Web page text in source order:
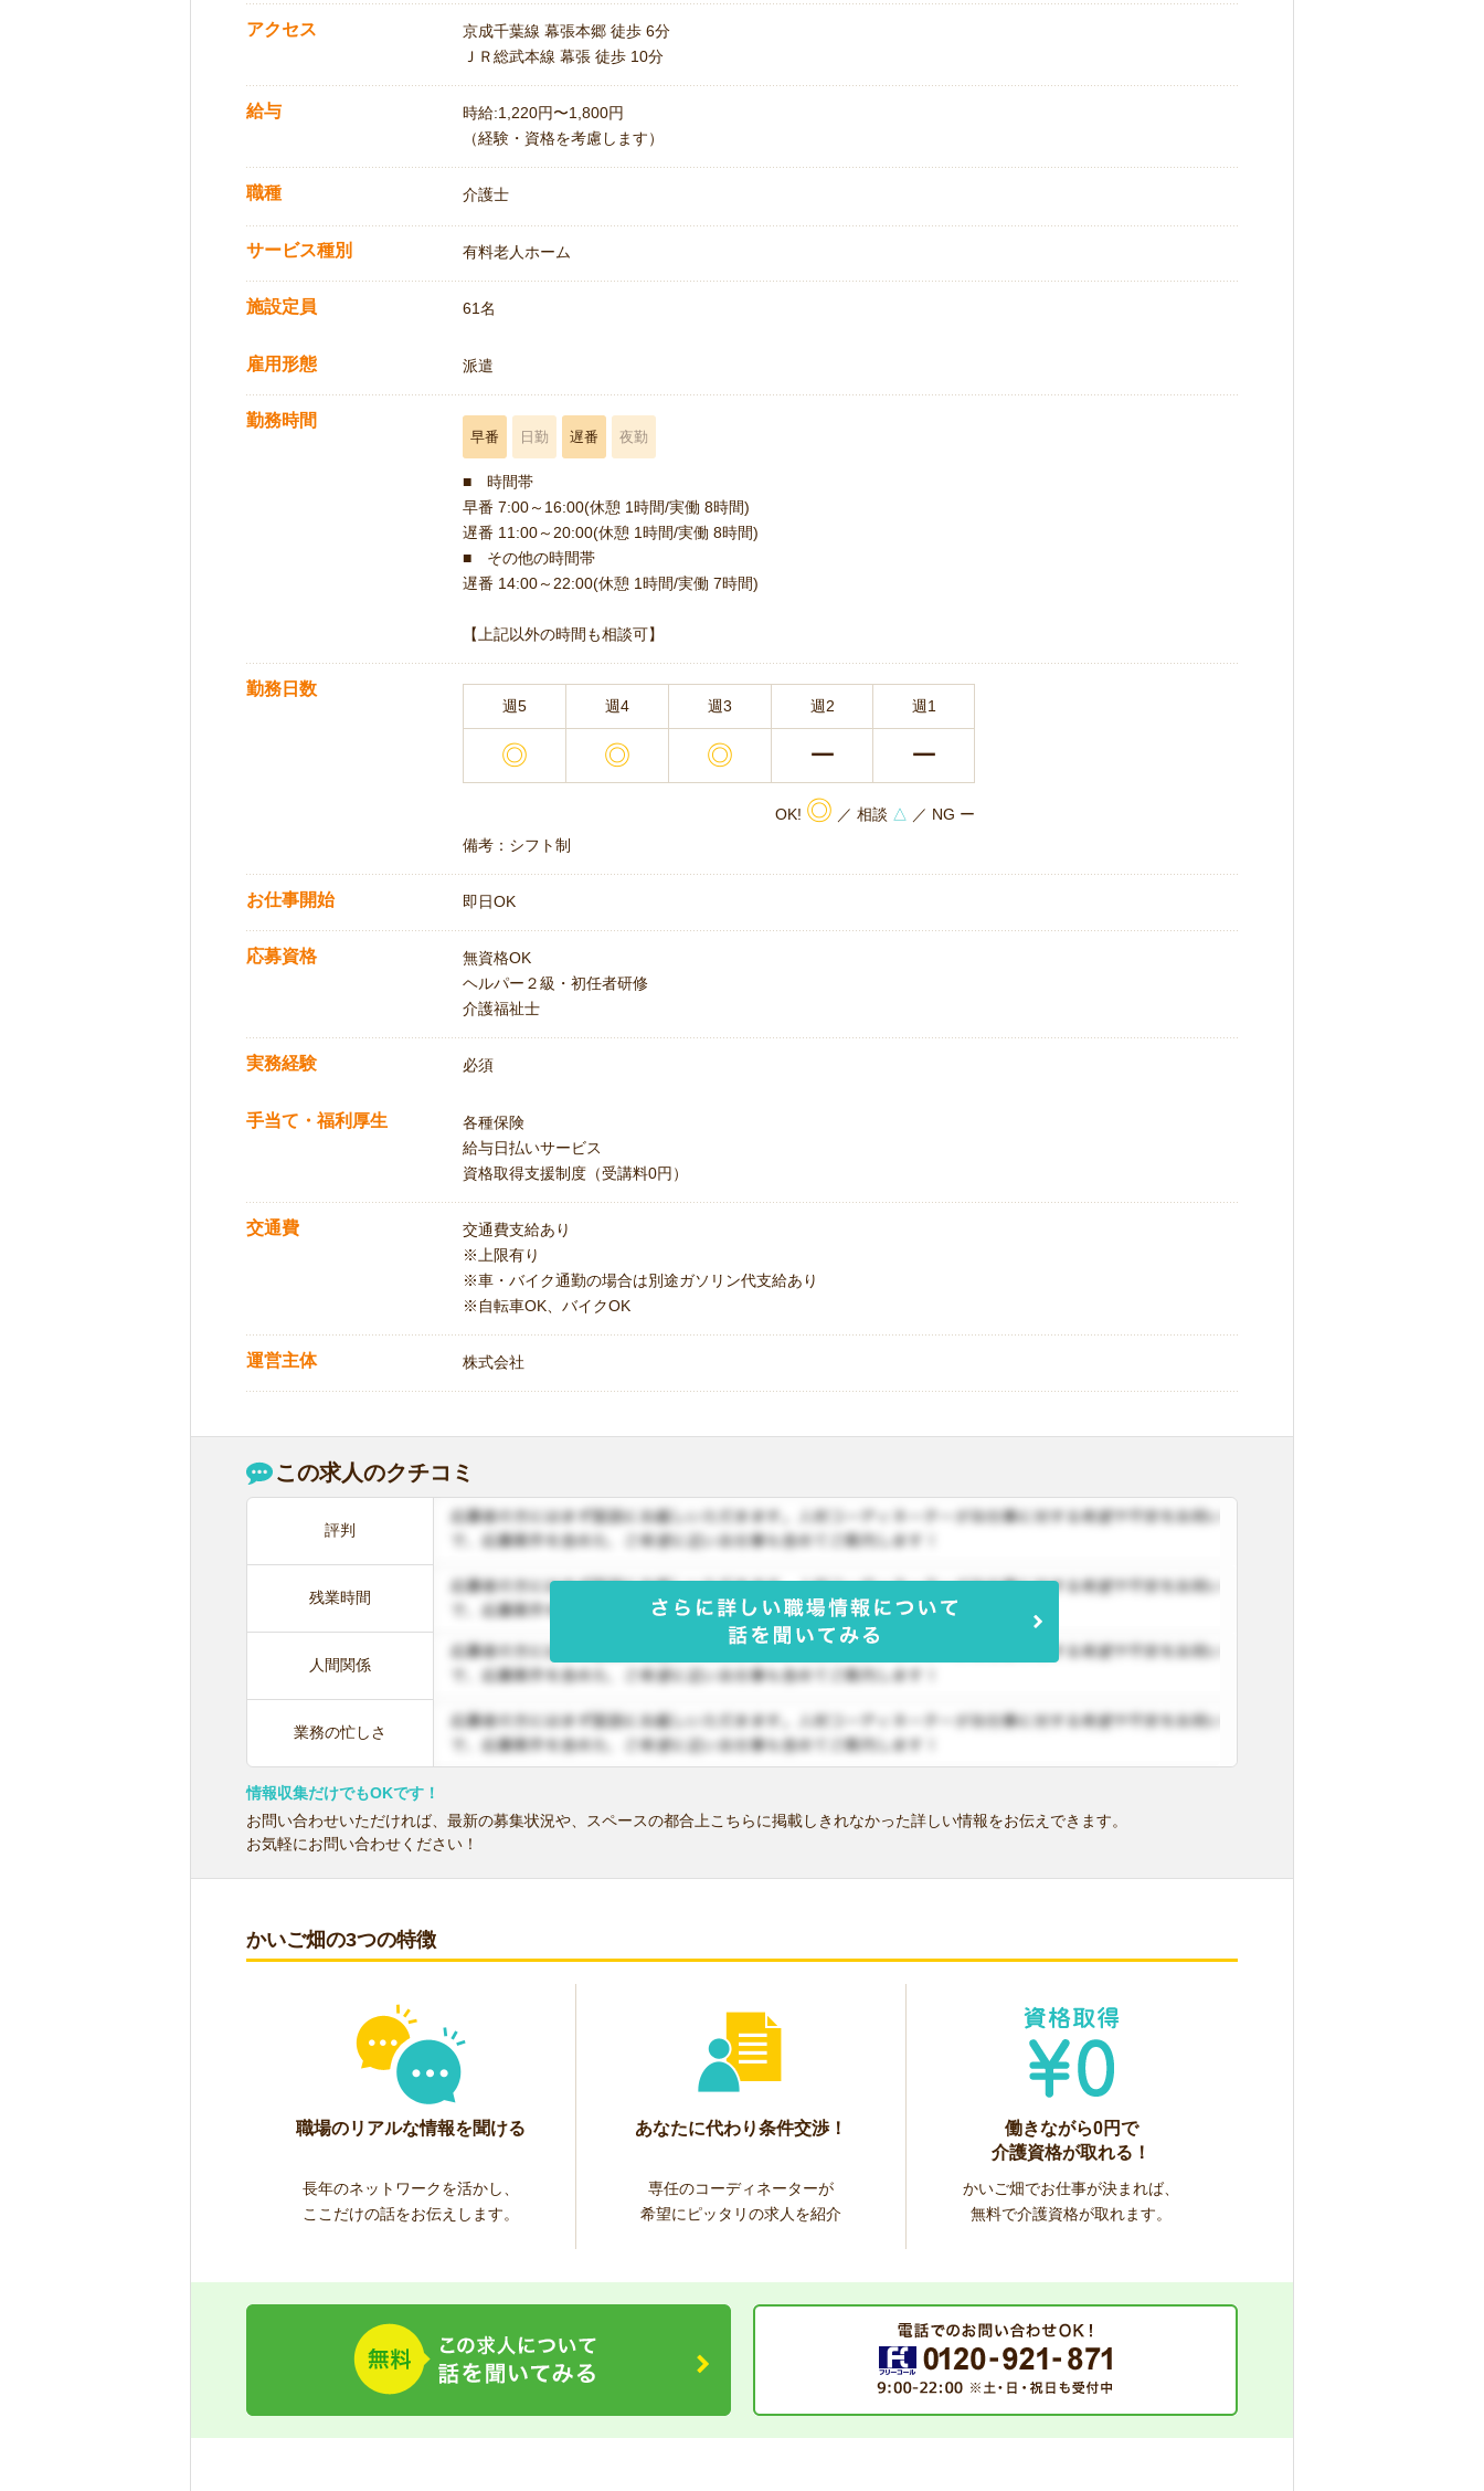
アクセス
京成千葉線 幕張本郷 徒歩 6分
ＪＲ総武本線 幕張 徒歩 10分
給与
時給:1,220円〜1,800円
（経験・資格を考慮します）
職種 介護士
サービス種別 有料老人ホーム
施設定員 61名
雇用形態 派遣
勤務時間
早番 日勤 遅番 夜勤
■ 時間帯
早番 7:00～16:00(休憩 1時間/実働 8時間)
遅番 11:00～20:00(休憩 1時間/実働 8時間)
■ その他の時間帯
遅番 14:00～22:00(休憩 1時間/実働 7時間)
【上記以外の時間も相談可】
勤務日数
週5 週4 週3 週2 週1
◎ ◎ ◎ ー ー
OK! ◎ ／ 相談 △ ／ NG ー
備考：シフト制
お仕事開始 即日OK
応募資格
無資格OK
ヘルパー２級・初任者研修
介護福祉士
実務経験 必須
手当て・福利厚生
各種保険
給与日払いサービス
資格取得支援制度（受講料0円）
交通費
交通費支給あり
※上限有り
※車・バイク通勤の場合は別途ガソリン代支給あり
※自転車OK、バイクOK
運営主体 株式会社
この求人のクチコミ
評判
残業時間
人間関係
業務の忙しさ
情報収集だけでもOKです！
お問い合わせいただければ、最新の募集状況や、スペースの都合上こちらに掲載しきれなかった詳しい情報をお伝えできます。
お気軽にお問い合わせください！
かいご畑の3つの特徴
職場のリアルな情報を聞ける
長年のネットワークを活かし、
ここだけの話をお伝えします。
あなたに代わり条件交渉！
専任のコーディネーターが
希望にピッタリの求人を紹介
働きながら0円で
介護資格が取れる！
かいご畑でお仕事が決まれば、
無料で介護資格が取れます。